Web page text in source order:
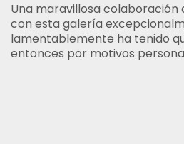
Una maravillosa colaboración
con esta galería
lamentablemente ha tenido
entonces por motivos